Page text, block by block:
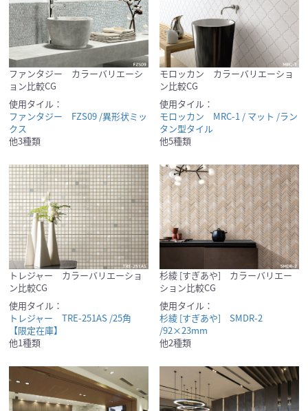
ファンタジー カラーバリエーシ
ョン比較CG
使用タイル：
ファンタジー FZS09 /異形状ミッ
クス
他3種類
モロッカン カラーバリエーショ
ン比較CG
使用タイル：
モロッカン MRC-1 / マット /ラン
タン型タイル
他5種類
トレジャー カラーバリエーショ
ン比較CG
使用タイル：
トレジャー TRE-251AS /25角
【限定在庫】
他1種類
杉綾 [すぎあや] カラーバリエー
ション比較CG
使用タイル：
杉綾 [すぎあや] SMDR-2
/92×23mm
他2種類